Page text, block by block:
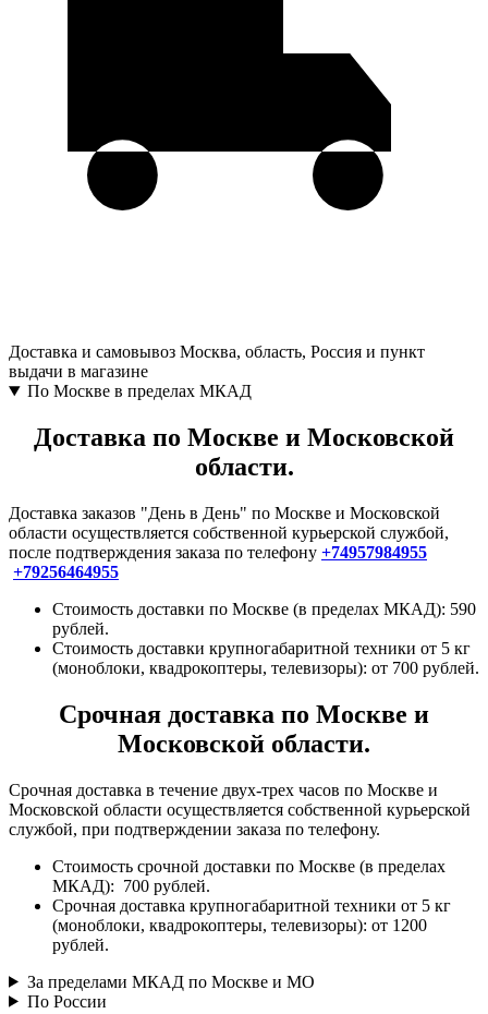
Доставка и самовывоз Москва, область, Россия и пункт
выдачи в магазине
По Москве в пределах МКАД
Доставка по Москве и Московской
области.
Доставка заказов "День в День" по Москве и Московской
области осуществляется собственной курьерской службой,
после подтверждения заказа по телефону +74957984955
+79256464955
Стоимость доставки по Москве (в пределах МКАД): 590
рублей.
Стоимость доставки крупногабаритной техники от 5 кг
(моноблоки, квадрокоптеры, телевизоры): от 700 рублей.
Срочная доставка по Москве и
Московской области.
Срочная доставка в течение двух-трех часов по Москве и
Московской области осуществляется собственной курьерской
службой, при подтверждении заказа по телефону.
Стоимость срочной доставки по Москве (в пределах
МКАД): 700 рублей.
Срочная доставка крупногабаритной техники от 5 кг
(моноблоки, квадрокоптеры, телевизоры): от 1200
рублей.
За пределами МКАД по Москве и МО
По России